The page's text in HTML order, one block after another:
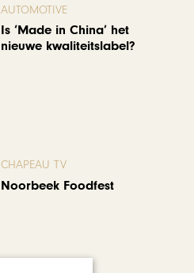
AUTOMOTIVE
Is ‘Made in China’ het
nieuwe kwaliteitslabel?
CHAPEAU TV
Noorbeek Foodfest